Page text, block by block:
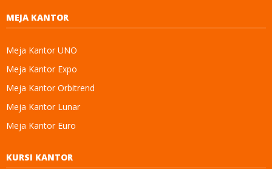
MEJA KANTOR
Meja Kantor UNO
Meja Kantor Expo
Meja Kantor Orbitrend
Meja Kantor Lunar
Meja Kantor Euro
KURSI KANTOR